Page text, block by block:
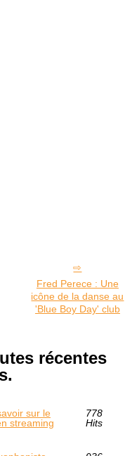
Fred Perece : Une
icône de la danse au
'Blue Boy Day' club
récentes
sur le
streaming
778
Hits